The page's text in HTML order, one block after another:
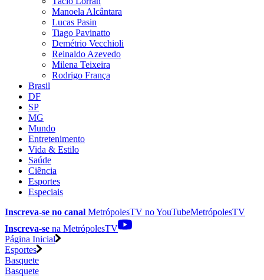
Manoela Alcântara
Lucas Pasin
Tiago Pavinatto
Demétrio Vecchioli
Reinaldo Azevedo
Milena Teixeira
Rodrigo França
Brasil
DF
SP
MG
Mundo
Entretenimento
Vida & Estilo
Saúde
Ciência
Esportes
Especiais
Inscreva-se no canal MetrópolesTV noYouTubeMetrópolesTV
Inscreva-se na MetrópolesTV
Página Inicial
Esportes
Basquete
Basquete